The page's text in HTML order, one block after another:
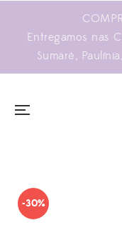
Entregamos nas
Sumaré,
-30%